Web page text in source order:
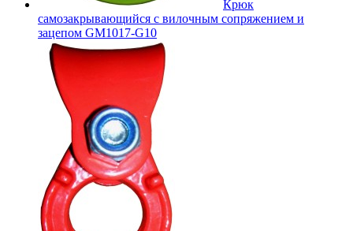
Крюк
самозакрывающийся с вилочным сопряжением и
зацепом GM1017-G10